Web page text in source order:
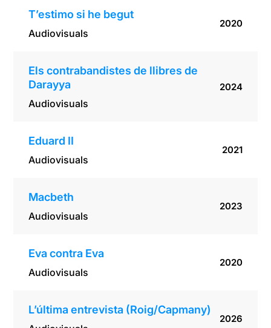
T’estimo si he begut
Audiovisuals
2020
Els contrabandistes de llibres de
Darayya
Audiovisuals
2024
Eduard II
Audiovisuals
2021
Macbeth
Audiovisuals
2023
Eva contra Eva
Audiovisuals
2020
L’última entrevista (Roig/Capmany)
2026